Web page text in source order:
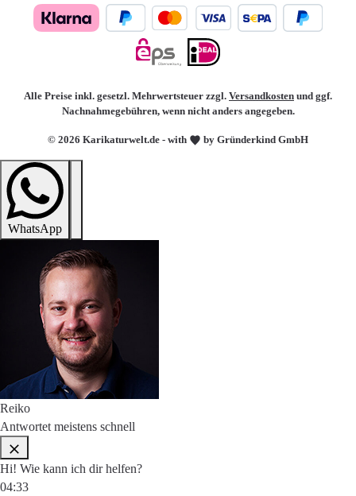
© 2026 Karikaturwelt.de - with by Gründerkind GmbH
Alle Preise inkl. gesetzl. Mehrwertsteuer zzgl. Versandkosten und ggf.
Nachnahmegebühren, wenn nicht anders angegeben.
WhatsApp
Reiko
Antwortet meistens schnell
Hi! Wie kann ich dir helfen?
04:33